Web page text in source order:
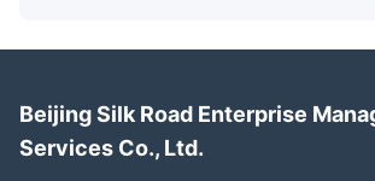
Beijing Silk Road Enterprise
Services Co., Ltd.